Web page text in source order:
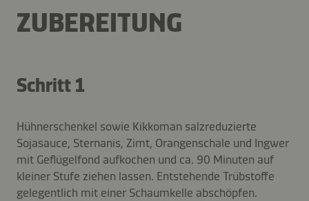
ZUBEREITUNG
Schritt 1
Hühnerschenkel sowie Kikkoman salzreduzierte
Sojasauce, Sternanis, Zimt, Orangenschale und Ingwer
mit Geflügelfond aufkochen und ca. 90 Minuten auf
kleiner Stufe ziehen lassen. Entstehende Trübstoffe
gelegentlich mit einer Schaumkelle abschöpfen.